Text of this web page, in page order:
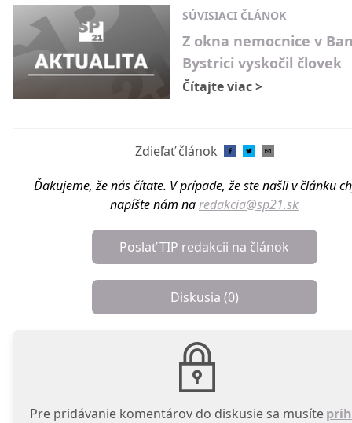
SÚVISIACI ČLÁNOK
Z okna nemocnice v
Bystrici vyskočil človek
Čítajte viac>
Zdieľať článok
Ďakujeme, že nás čítate. V prípade, že ste našli v článku
napíšte nám naredakcia@sp21.sk
Poslať TIP redakcii na článok
Diskusia (0)
Pre pridávanie komentárov do diskusie sa musíte